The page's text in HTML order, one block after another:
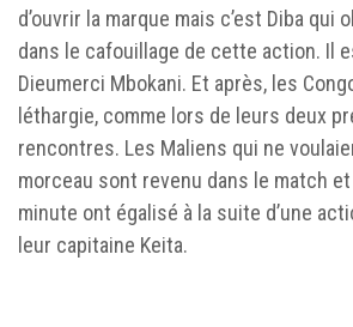
d’ouvrir la marque mais c’est Diba qui
dans le cafouillage de cette action. Il
Dieumerci Mbokani. Et après, les
léthargie, comme lors de leurs deux
rencontres. Les Maliens qui ne
morceau sont revenu dans le match
minute ont égalisé à la suite d’une
leur capitaine Keita.